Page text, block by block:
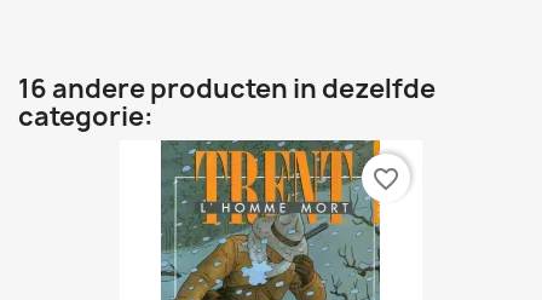
16 andere producten in dezelfde
categorie:
favorite_border